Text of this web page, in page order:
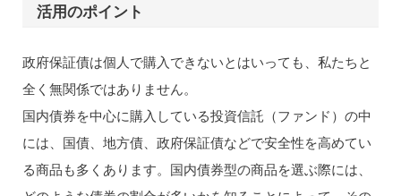
活用のポイント
政府保証債は個人で購入できないとはいっても、私たちと
全く無関係ではありません。
国内債券を中心に購入している投資信託（ファンド）の中
には、国債、地方債、政府保証債などで安全性を高めてい
る商品も多くあります。国内債券型の商品を選ぶ際には、